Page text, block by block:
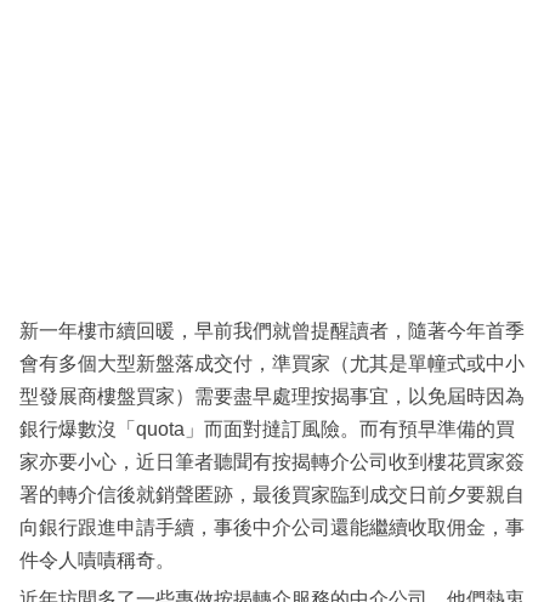
區
新一年樓市續回暖，早前我們就曾提醒讀者，隨著今年首季
會有多個大型新盤落成交付，準買家（尤其是單幢式或中小
型發展商樓盤買家）需要盡早處理按揭事宜，以免屆時因為
銀行爆數沒「quota」而面對撻訂風險。而有預早準備的買
家亦要小心，近日筆者聽聞有按揭轉介公司收到樓花買家簽
署的轉介信後就銷聲匿跡，最後買家臨到成交日前夕要親自
向銀行跟進申請手續，事後中介公司還能繼續收取佣金，事
件令人嘖嘖稱奇。